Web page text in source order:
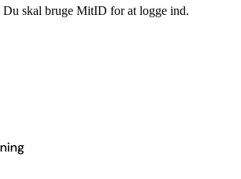
Du skal bruge MitID for at logge ind.